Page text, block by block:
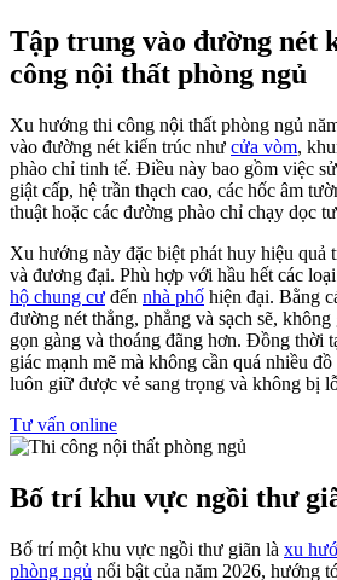
Tập trung vào đường nét
công nội thất phòng ngủ
Xu hướng thi công nội thất phòng ngủ
vào đường nét kiến trúc như cửa vòm,
phào chỉ tinh tế. Điều này bao gồm việc
giật cấp, hệ trần thạch cao, các hốc âm
thuật hoặc các đường phào chỉ chạy dọc
Xu hướng này đặc biệt phát huy hiệu quả
và đương đại. Phù hợp với hầu hết các
hộ chung cư đến nhà phố hiện đại. Bằng
đường nét thẳng, phẳng và sạch sẽ,
gọn gàng và thoáng đãng hơn. Đồng thời
giác mạnh mẽ mà không cần quá nhiều
luôn giữ được vẻ sang trọng và không bị
Tư vấn online
Bố trí khu vực ngồi thư
Bố trí một khu vực ngồi thư giãn là xu
phòng ngủ nổi bật của năm 2026, hướng